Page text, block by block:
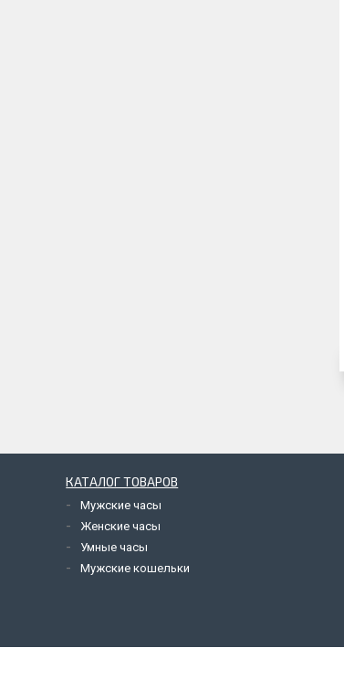
КАТАЛОГ ТОВАРОВ
Мужские часы
Женские часы
Умные часы
Мужские кошельки